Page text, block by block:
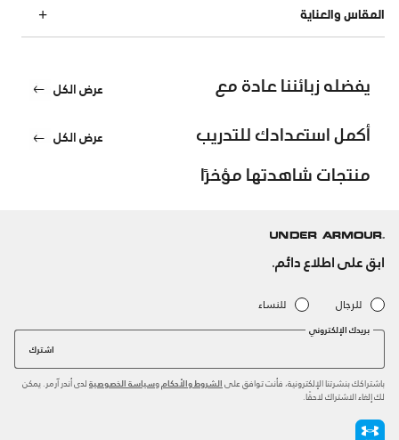
المقاس والعناية
يفضله زبائننا عادة مع عرض الكل
أكمل استعدادك للتدريب عرض الكل
منتجات شاهدتها مؤخرًا
ابق على اطلاع دائم.
للرجال للنساء
بريدك الإلكتروني
اشترك
باشتراكك بنشرتنا الإلكترونية، فأنت توافق على الشروط والأحكام وسياسة الخصوصية لدى أندر آرمر. يمكن
لك إلغاء الاشتراك لاحقًا.